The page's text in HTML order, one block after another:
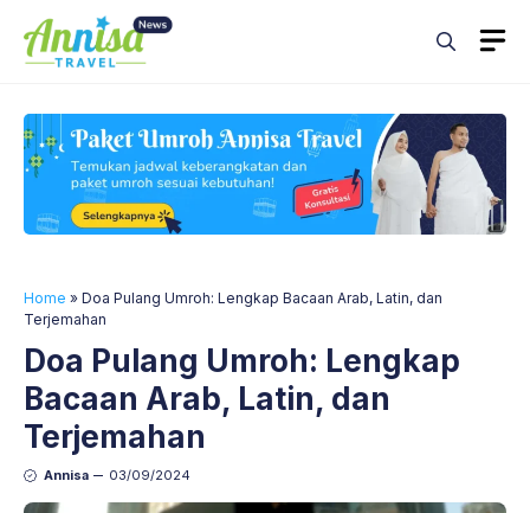
content
Home » Doa Pulang Umroh: Lengkap Bacaan Arab, Latin, dan
Terjemahan
Doa Pulang Umroh: Lengkap
Bacaan Arab, Latin, dan
Terjemahan
Annisa 03/09/2024